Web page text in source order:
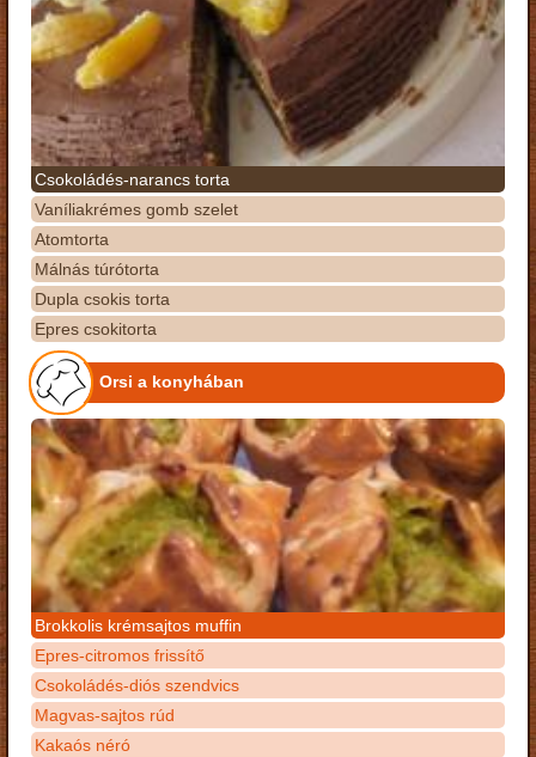
Csokoládés-narancs torta
Vaníliakrémes gomb szelet
Atomtorta
Málnás túrótorta
Dupla csokis torta
Epres csokitorta
Orsi a konyhában
Brokkolis krémsajtos muffin
Epres-citromos frissítő
Csokoládés-diós szendvics
Magvas-sajtos rúd
Kakaós néró